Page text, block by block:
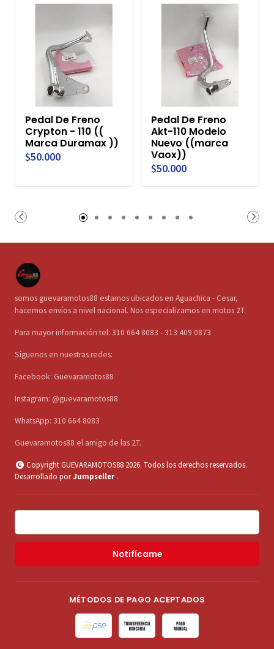
Pedal De Freno
Crypton - 110 ((
Marca Duramax ))
$50.000
Pedal De Freno
Akt-110 Modelo
Nuevo ((marca
Vaox))
$50.000
somos guevaramotos88 estamos ubicados en Aguachica - Cesar,
hacemos envíos a nivel nacional. Nos especializamos en motos 2T.
Para mayor información tel: 310 664 8083 - 313 409 0873
Síguenos en nuestras redes:
Facebook: Guevaramotos88
Instagram: @guevaramotos88
WhatsApp: 310 664 8083
Guevaramotos88 el amigo de las 2T.
Copyright GUEVARAMOTOS88 2026. Todos los derechos reservados.
Desarrollado porJumpseller .
Notifícame
MÉTODOS DE PAGO ACEPTADOS